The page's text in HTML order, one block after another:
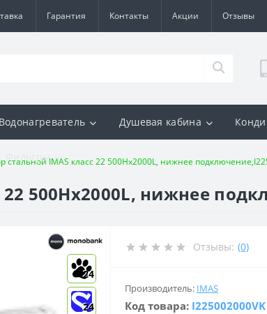
Гарантия Контакты Акции Отзывы
Водонагреватель Душевая кабина
Фильтры
стальной IMAS класс 22 500Hх2000L, нижнее
500Hх2000L, нижнее
24
24
Отзывы: (0)
Производитель: IMAS
Код товара: I225002000VK